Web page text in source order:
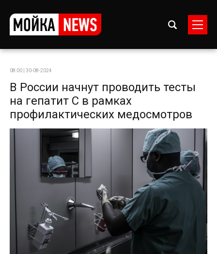
08:00 | 30-08-2024
В России начнут проводить тесты
на гепатит С в рамках
профилактических медосмотров